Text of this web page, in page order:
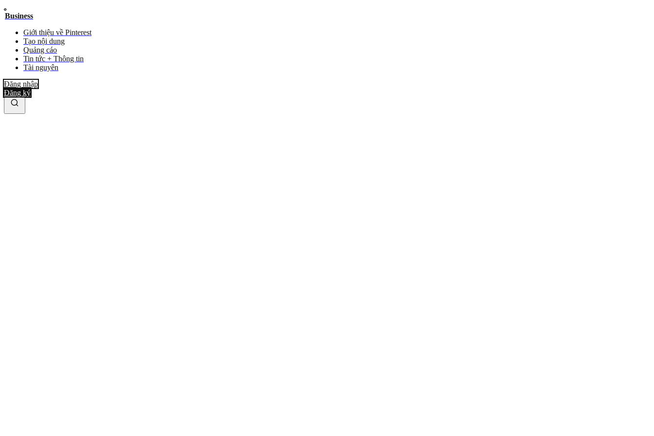
Business
Giới thiệu về Pinterest
Tạo nội dung
Quảng cáo
Tin tức + Thông tin
Tài nguyên
Đăng nhập
Đăng ký